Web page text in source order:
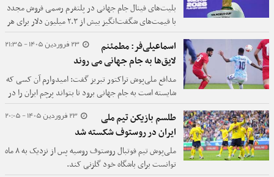
بلیت‌های فینال جام جهانی در پلتفرم رسمی فروش مجدد
با قیمت‌های شگفت‌انگیز بیش از ۲.۳ میلیون دلار برای هر
صندلی عرضه شده‌اند؛ موضوعی که نشان‌دهنده تقاضای
بی‌سابقه و رونق شدید بازار ثانویه بلیت است.
23 فروردین 1405 - 21:35
اسماعیلی‌فر: مطمئنم
لایق‌ها به جام جهانی می روند
مدافع ملی‌پوش تراکتور تبریز گفت: امیدوارم آن کسی که
شایسته است به جام جهانی برود تا بتواند پرچم ایران را در
بهترین نقطه‌ای که هست برافراشته کند.
23 فروردین 1405 - 20:05
طلسم بازیکن تیم ملی
ایران در روستوف شکسته شد
ملی‌پوش تیم فوتبال روستوف روسیه پس از نزدیک به ۸ ماه
توانست برای باشگاه خود گلزنی کند.